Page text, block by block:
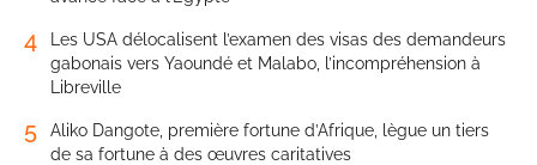
4
Les USA délocalisent l’examen des visas des demandeurs
gabonais vers Yaoundé et Malabo, l’incompréhension à
Libreville
5
Aliko Dangote, première fortune d’Afrique, lègue un tiers
de sa fortune à des œuvres caritatives